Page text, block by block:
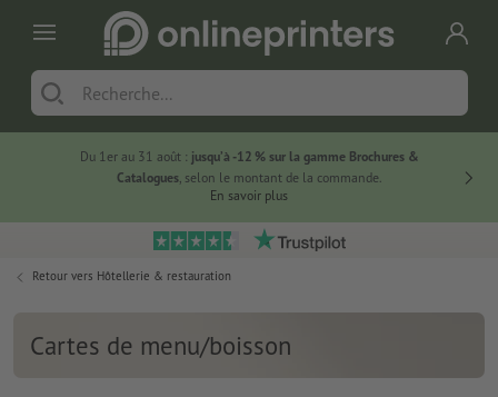
Du 1er au 31 août : jusqu’à -12 % sur la gamme Brochures &
Catalogues, selon le montant de la commande.
En savoir plus
Retour vers Hôtellerie & restauration
Cartes de menu/boisson